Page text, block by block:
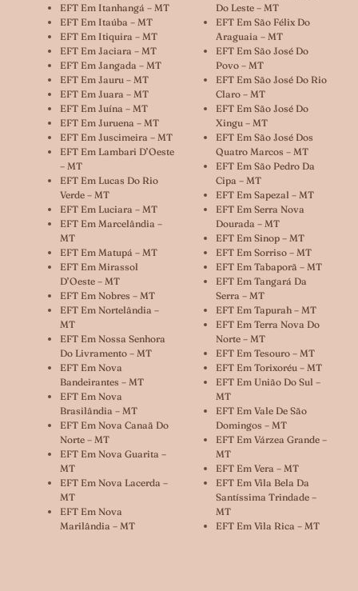
EFT Em Itanhangá – MT
EFT Em Itaúba – MT
EFT Em Itiquira – MT
EFT Em Jaciara – MT
EFT Em Jangada – MT
EFT Em Jauru – MT
EFT Em Juara – MT
EFT Em Juína – MT
EFT Em Juruena – MT
EFT Em Juscimeira – MT
EFT Em Lambari D’Oeste
– MT
EFT Em Lucas Do Rio
Verde – MT
EFT Em Luciara – MT
EFT Em Marcelândia –
MT
EFT Em Matupá – MT
EFT Em Mirassol
D’Oeste – MT
EFT Em Nobres – MT
EFT Em Nortelândia –
MT
EFT Em Nossa Senhora
Do Livramento – MT
EFT Em Nova
Bandeirantes – MT
EFT Em Nova
Brasilândia – MT
EFT Em Nova Canaã Do
Norte – MT
EFT Em Nova Guarita –
MT
EFT Em Nova Lacerda –
MT
EFT Em Nova
Marilândia – MT
Do Leste – MT
EFT Em São Félix Do
Araguaia – MT
EFT Em São José Do
Povo – MT
EFT Em São José Do Rio
Claro – MT
EFT Em São José Do
Xingu – MT
EFT Em São José Dos
Quatro Marcos – MT
EFT Em São Pedro Da
Cipa – MT
EFT Em Sapezal – MT
EFT Em Serra Nova
Dourada – MT
EFT Em Sinop – MT
EFT Em Sorriso – MT
EFT Em Tabaporã – MT
EFT Em Tangará Da
Serra – MT
EFT Em Tapurah – MT
EFT Em Terra Nova Do
Norte – MT
EFT Em Tesouro – MT
EFT Em Torixoréu – MT
EFT Em União Do Sul –
MT
EFT Em Vale De São
Domingos – MT
EFT Em Várzea Grande –
MT
EFT Em Vera – MT
EFT Em Vila Bela Da
Santíssima Trindade –
MT
EFT Em Vila Rica – MT